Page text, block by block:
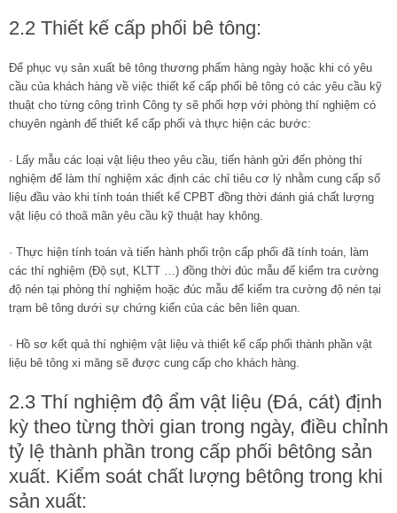
2.2 Thiết kế cấp phối bê tông:
Để phục vụ sản xuất bê tông thương phẩm hàng ngày hoặc khi có yêu
cầu của khách hàng về việc thiết kế cấp phối bê tông có các yêu cầu kỹ
thuật cho từng công trình Công ty sẽ phối hợp với phòng thí nghiệm có
chuyên ngành để thiết kế cấp phối và thực hiện các bước:
· Lấy mẫu các loại vật liệu theo yêu cầu, tiến hành gửi đến phòng thí
nghiệm để làm thí nghiệm xác định các chỉ tiêu cơ lý nhằm cung cấp số
liệu đầu vào khi tính toán thiết kế CPBT đồng thời đánh giá chất lượng
vật liệu có thoã mãn yêu cầu kỹ thuật hay không.
· Thực hiện tính toán và tiến hành phối trộn cấp phối đã tính toán, làm
các thí nghiệm (Độ sụt, KLTT …) đồng thời đúc mẫu để kiểm tra cường
độ nén tại phòng thí nghiệm hoặc đúc mẫu để kiểm tra cường độ nén tại
trạm bê tông dưới sự chứng kiến của các bên liên quan.
· Hồ sơ kết quả thí nghiệm vật liệu và thiết kế cấp phối thành phần vật
liệu bê tông xi măng sẽ được cung cấp cho khách hàng.
2.3 Thí nghiệm độ ẩm vật liệu (Đá, cát) định
kỳ theo từng thời gian trong ngày, điều chỉnh
tỷ lệ thành phần trong cấp phối bêtông sản
xuất. Kiểm soát chất lượng bêtông trong khi
sản xuất: